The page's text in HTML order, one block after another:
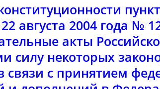
августа 2004 года №
акты
силу некоторых
связи с принятием